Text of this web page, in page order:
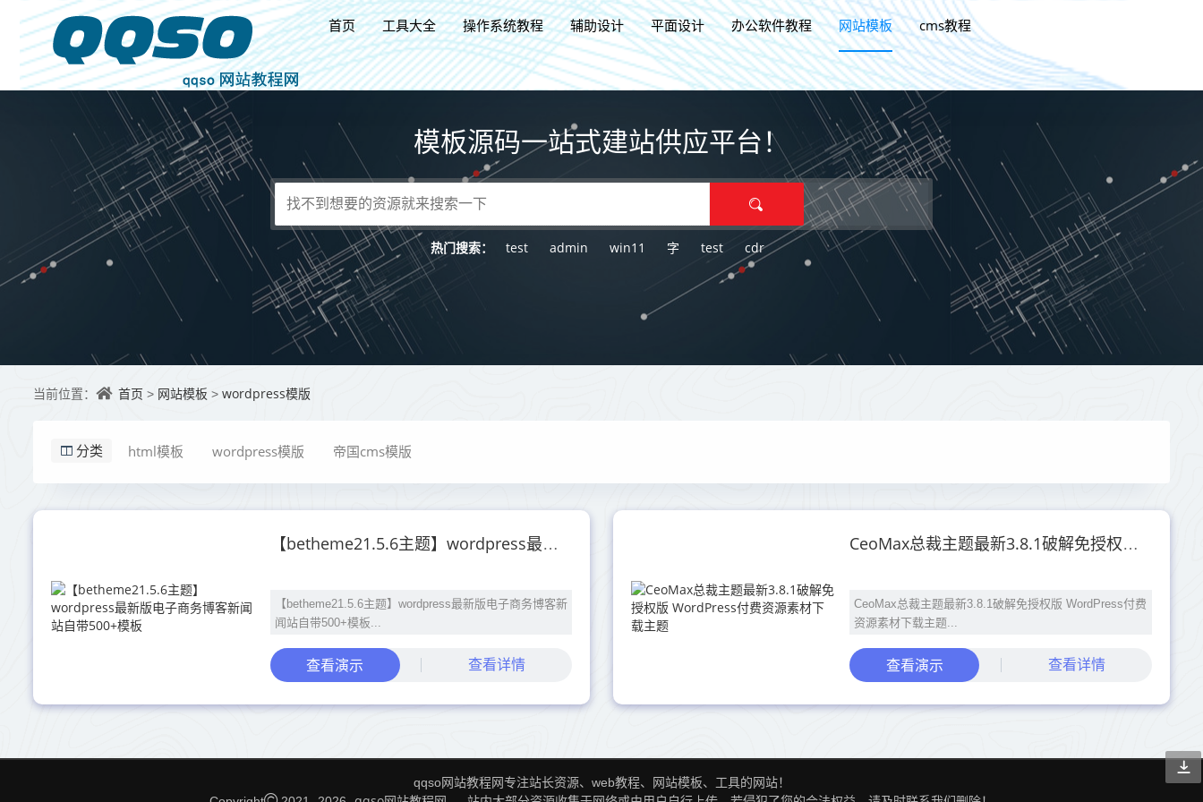
首页 工具大全 操作系统教程 辅助设计 平面设计 办公软件教程 网站模板 cms教程
模板源码一站式建站供应平台！
热门搜索： test admin win11 字 test cdr
当前位置： 首页 > 网站模板 > wordpress模版
分类 html模板 wordpress模版 帝国cms模版
【betheme21.5.6主题】wordpress最新版电子商务博客新闻站自带500+模板
【betheme21.5.6主题】wordpress最新版电子商务博客新
闻站自带500+模板...
查看演示 查看详情
CeoMax总裁主题最新3.8.1破解免授权版 WordPress付费资源素材下载主题
CeoMax总裁主题最新3.8.1破解免授权版 WordPress付费
资源素材下载主题...
查看演示 查看详情
qqso网站教程网专注站长资源、web教程、网站模板、工具的网站！